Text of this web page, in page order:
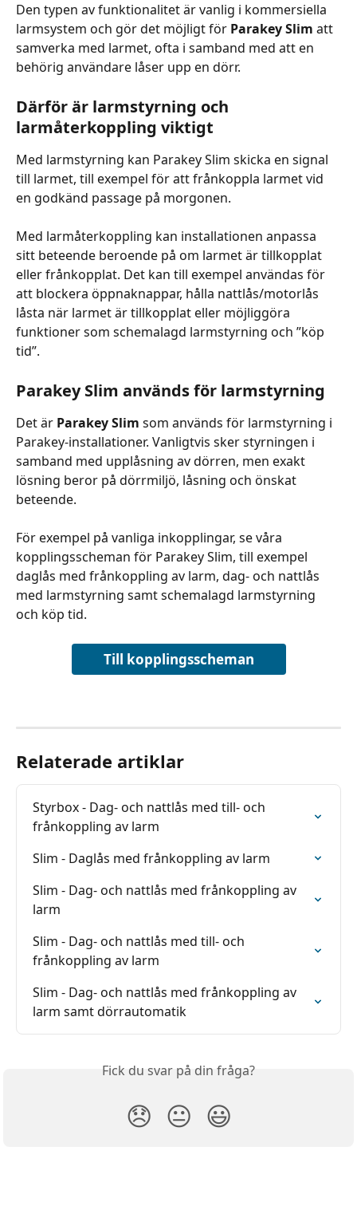
Den typen av funktionalitet är vanlig i kommersiella
larmsystem och gör det möjligt för Parakey Slim att
samverka med larmet, ofta i samband med att en
behörig användare låser upp en dörr.
Därför är larmstyrning och
larmåterkoppling viktigt
Med larmstyrning kan Parakey Slim skicka en signal
till larmet, till exempel för att frånkoppla larmet vid
en godkänd passage på morgonen.
Med larmåterkoppling kan installationen anpassa
sitt beteende beroende på om larmet är tillkopplat
eller frånkopplat. Det kan till exempel användas för
att blockera öppnaknappar, hålla nattlås/motorlås
låsta när larmet är tillkopplat eller möjliggöra
funktioner som schemalagd larmstyrning och ”köp
tid”.
Parakey Slim används för larmstyrning
Det är Parakey Slim som används för larmstyrning i
Parakey-installationer. Vanligtvis sker styrningen i
samband med upplåsning av dörren, men exakt
lösning beror på dörrmiljö, låsning och önskat
beteende.
För exempel på vanliga inkopplingar, se våra
kopplingsscheman för Parakey Slim, till exempel
daglås med frånkoppling av larm, dag- och nattlås
med larmstyrning samt schemalagd larmstyrning
och köp tid.
Till kopplingsscheman
Relaterade artiklar
Styrbox - Dag- och nattlås med till- och
frånkoppling av larm
Slim - Daglås med frånkoppling av larm
Slim - Dag- och nattlås med frånkoppling av
larm
Slim - Dag- och nattlås med till- och
frånkoppling av larm
Slim - Dag- och nattlås med frånkoppling av
larm samt dörrautomatik
Fick du svar på din fråga?
😞 😐 😃